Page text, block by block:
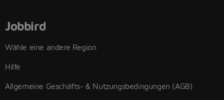
Jobbird
Wähle eine andere Region
Hilfe
Allgemeine Geschäfts- & Nutzungsbedingungen (AGB)